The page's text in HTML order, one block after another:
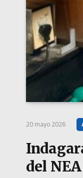
20 mayo 2026
del